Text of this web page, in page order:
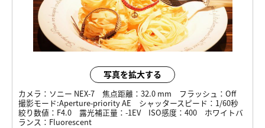
写真を拡大する
カメラ： ソニー NEX-7 焦点距離： 32.0 mm フラッシュ： Off
撮影モード:Aperture-priority AE シャッタースピード： 1/60秒
絞り数値： F4.0 露光補正量： -1EV ISO感度： 400
ホワイトバ
ランス： Fluorescent